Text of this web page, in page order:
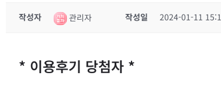
작성자 관리자 작성일 2024-01-11
* 이용후기 당첨자 *